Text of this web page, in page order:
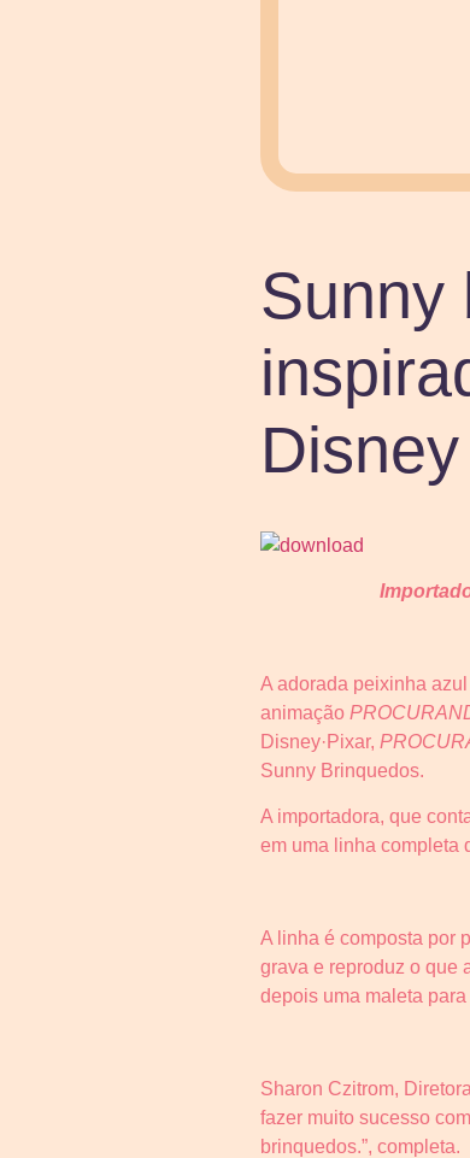
Sunny
Disney
A adorada peixinha
animação
Disney·Pixar,
Sunny Brinquedos.
A importadora, que
em uma linha completa
A linha é composta por
grava e reproduz o que
depois uma maleta
Sharon Czitrom,
fazer muito sucesso
brinquedos.”, completa.